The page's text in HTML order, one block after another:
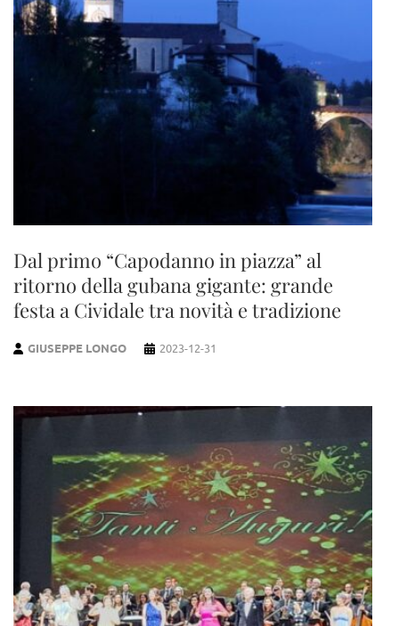
Dal primo “Capodanno in piazza” al
ritorno della gubana gigante: grande
festa a Cividale tra novità e tradizione
GIUSEPPE LONGO 2023-12-31